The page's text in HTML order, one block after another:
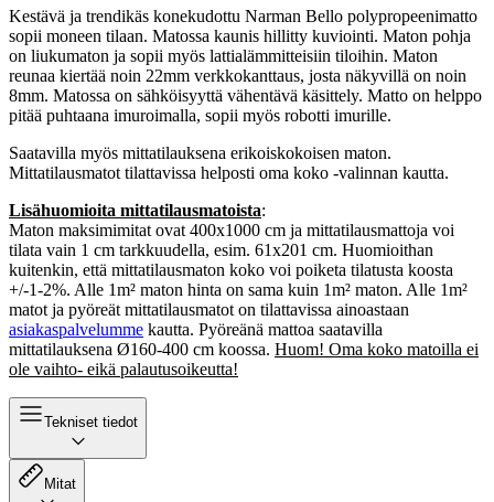
Kestävä ja trendikäs konekudottu Narman Bello polypropeenimatto
sopii moneen tilaan. Matossa kaunis hillitty kuviointi. Maton pohja
on liukumaton ja sopii myös lattialämmitteisiin tiloihin. Maton
reunaa kiertää noin 22mm verkkokanttaus, josta näkyvillä on noin
8mm. Matossa on sähköisyyttä vähentävä käsittely. Matto on helppo
pitää puhtaana imuroimalla, sopii myös robotti imurille.
Saatavilla myös mittatilauksena erikoiskokoisen maton.
Mittatilausmatot tilattavissa helposti oma koko -valinnan kautta.
Lisähuomioita mittatilausmatoista:
Maton maksimimitat ovat 400x1000 cm ja mittatilausmattoja voi
tilata vain 1 cm tarkkuudella, esim. 61x201 cm. Huomioithan
kuitenkin, että mittatilausmaton koko voi poiketa tilatusta koosta
+/-1-2%. Alle 1m² maton hinta on sama kuin 1m² maton. Alle 1m²
matot ja pyöreät mittatilausmatot on tilattavissa ainoastaan
asiakaspalvelumme kautta. Pyöreänä mattoa saatavilla
mittatilauksena Ø160-400 cm koossa. Huom! Oma koko matoilla ei
ole vaihto- eikä palautusoikeutta!
Tekniset tiedot
Mitat